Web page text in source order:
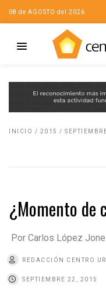
08 de AGOSTO del 2026
INICIO / 2015 /
¿Momento de
Por Carlos López
REDACCIÓN CENTRO
SEPTIEMBRE 22, 2015